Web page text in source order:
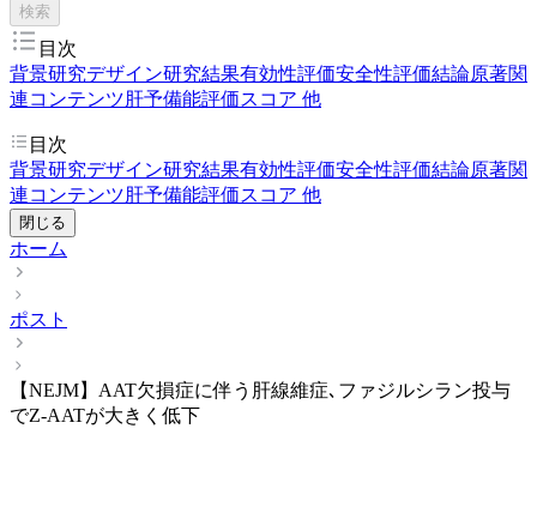
検索
目次
背景研究デザイン研究結果有効性評価安全性評価結論原著関
連コンテンツ肝予備能評価スコア 他
目次
背景研究デザイン研究結果有効性評価安全性評価結論原著関
連コンテンツ肝予備能評価スコア 他
閉じる
ホーム
ポスト
【NEJM】AAT欠損症に伴う肝線維症､ファジルシラン投与
でZ-AATが大きく低下